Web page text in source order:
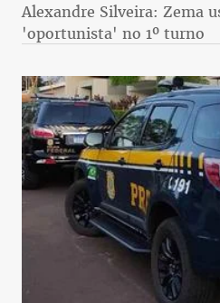
Alexandre Silveira: Zema
'oportunista' no 1º turno